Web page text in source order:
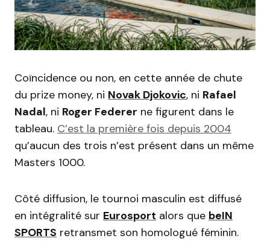
Coïncidence ou non, en cette année de chute
du prize money, ni Novak Djokovic, ni Rafael
Nadal, ni Roger Federer ne figurent dans le
tableau. C’est la première fois depuis 2004
qu’aucun des trois n’est présent dans un même
Masters 1000.
Côté diffusion, le tournoi masculin est diffusé
en intégralité sur Eurosport alors que beIN
SPORTS retransmet son homologué féminin.